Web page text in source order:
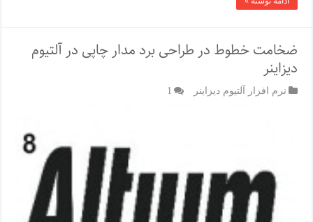
ضخامت خطوط در طراحی برد مدار چاپی در آلتیوم
دیزاینر
نرم افزار آلتیوم دیزاینر 1